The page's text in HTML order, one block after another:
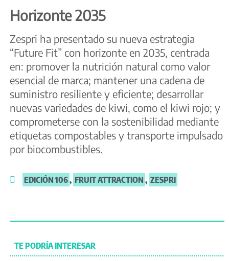
Horizonte 2035
Zespri ha presentado su nueva estrategia
“Future Fit” con horizonte en 2035, centrada
en: promover la nutrición natural como valor
esencial de marca; mantener una cadena de
suministro resiliente y eficiente; desarrollar
nuevas variedades de kiwi, como el kiwi rojo; y
comprometerse con la sostenibilidad mediante
etiquetas compostables y transporte impulsado
por biocombustibles.
EDICIÓN 106, FRUIT ATTRACTION , ZESPRI
TE PODRÍA INTERESAR